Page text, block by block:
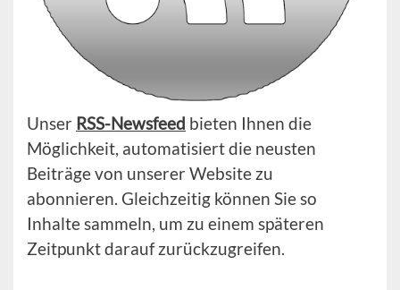
Unser RSS-Newsfeed bieten Ihnen die
Möglichkeit, automatisiert die neusten
Beiträge von unserer Website zu
abonnieren. Gleichzeitig können Sie so
Inhalte sammeln, um zu einem späteren
Zeitpunkt darauf zurückzugreifen.